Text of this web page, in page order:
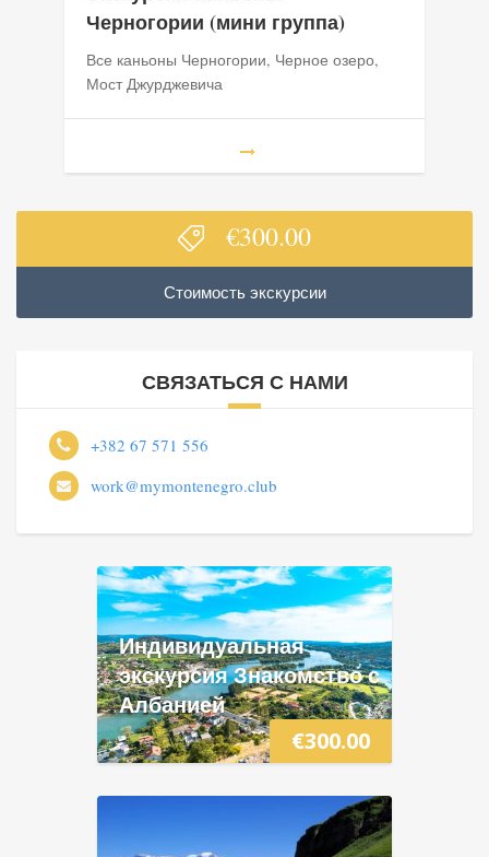
Черногории (мини группа)
Все каньоны Черногории, Черное озеро,
Мост Джурджевича
€300.00
Стоимость экскурсии
СВЯЗАТЬСЯ С НАМИ
+382 67 571 556
work@mymontenegro.club
€300.00
Индивидуальная
экскурсия Знакомство с
Албанией